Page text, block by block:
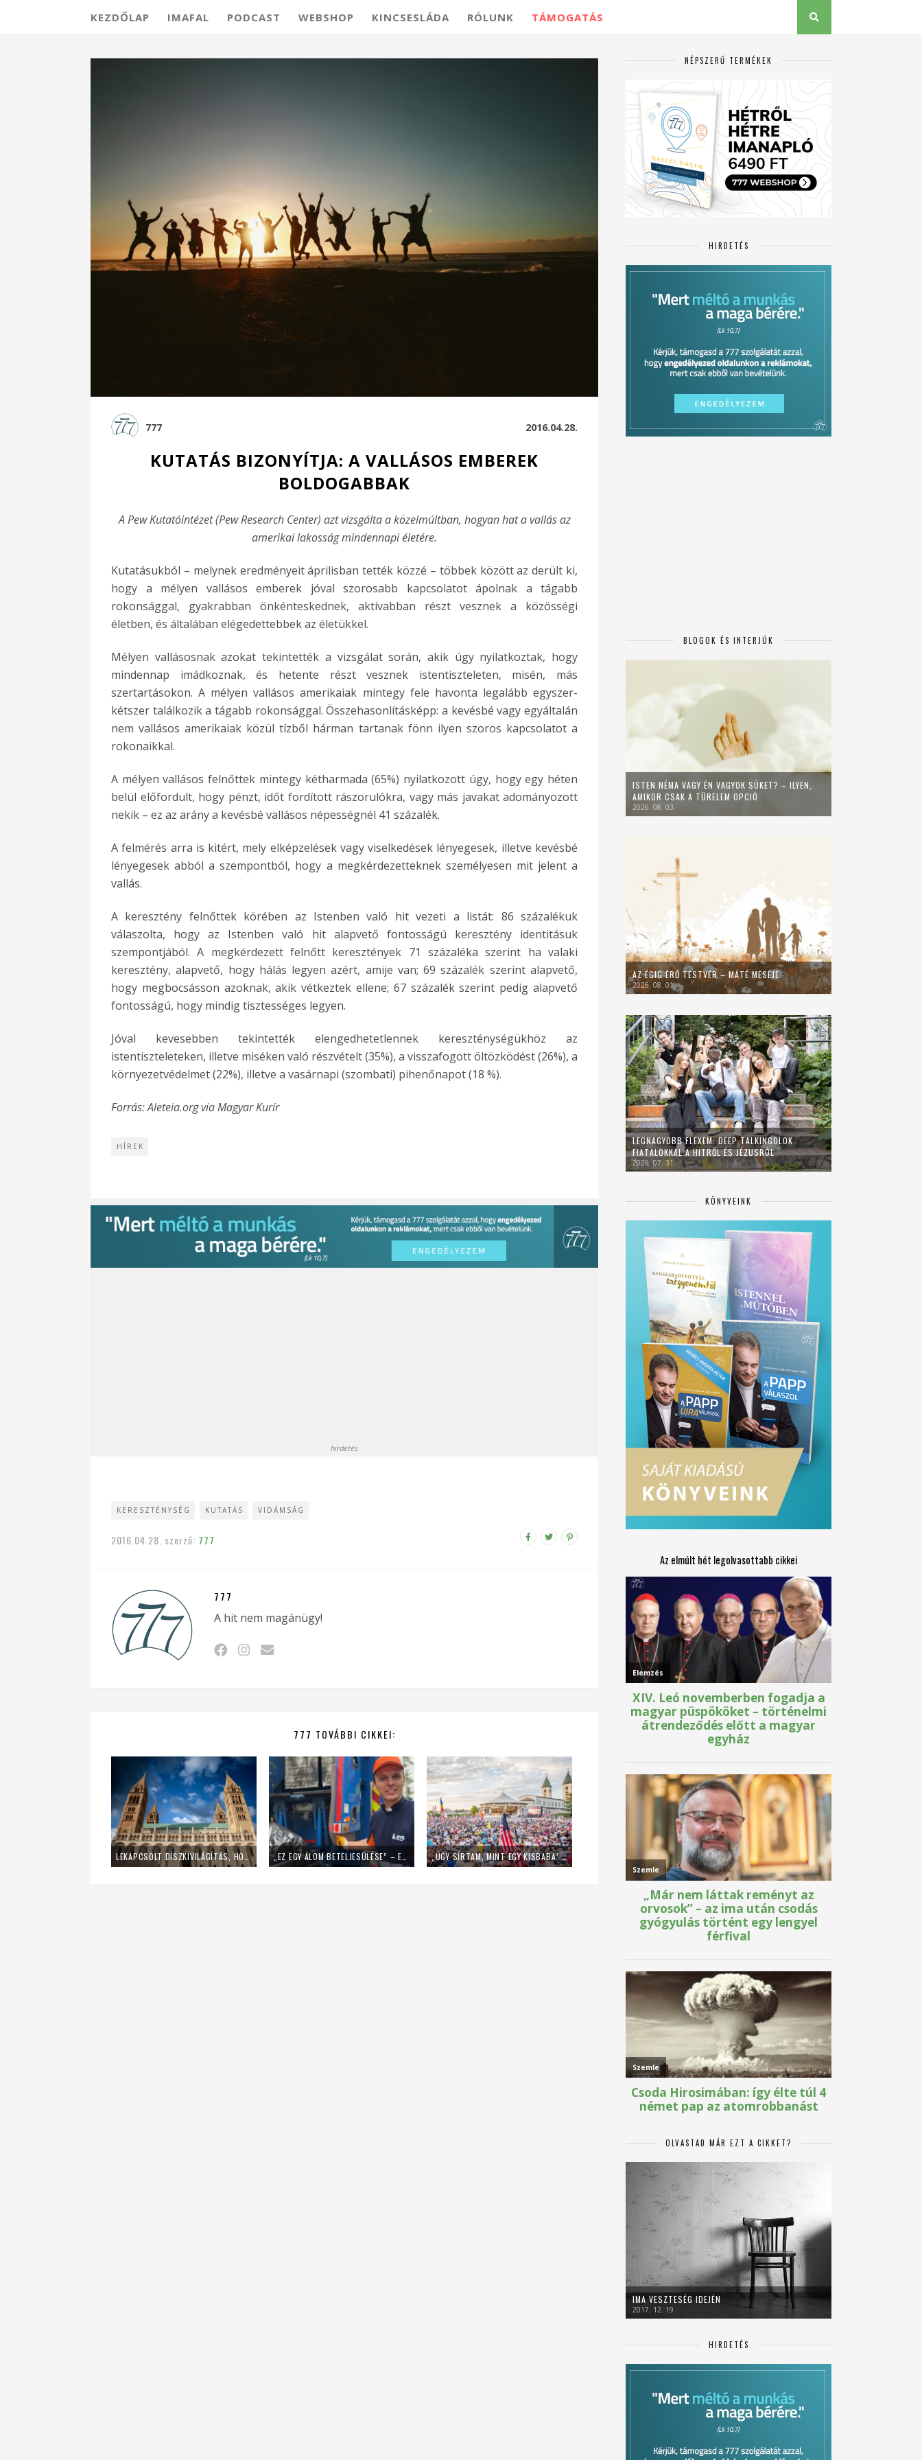
KEZDŐLAP IMAFAL PODCAST WEBSHOP KINCSESLÁDA RÓLUNK TÁMOGATÁS
777 2016.04.28.
KUTATÁS BIZONYÍTJA: A VALLÁSOS EMBEREK
BOLDOGABBAK
A Pew Kutatóintézet (Pew Research Center) azt vizsgálta a közelmúltban, hogyan hat a vallás az
amerikai lakosság mindennapi életére.
Kutatásukból – melynek eredményeit áprilisban tették közzé – többek között az derült ki,
hogy a mélyen vallásos emberek jóval szorosabb kapcsolatot ápolnak a tágabb
rokonsággal, gyakrabban önkénteskednek, aktívabban részt vesznek a közösségi
életben, és általában elégedettebbek az életükkel.
Mélyen vallásosnak azokat tekintették a vizsgálat során, akik úgy nyilatkoztak, hogy
mindennap imádkoznak, és hetente részt vesznek istentiszteleten, misén, más
szertartásokon. A mélyen vallásos amerikaiak mintegy fele havonta legalább egyszer-
kétszer találkozik a tágabb rokonsággal. Összehasonlításképp: a kevésbé vagy egyáltalán
nem vallásos amerikaiak közül tízből hárman tartanak fönn ilyen szoros kapcsolatot a
rokonaikkal.
A mélyen vallásos felnőttek mintegy kétharmada (65%) nyilatkozott úgy, hogy egy héten
belül előfordult, hogy pénzt, időt fordított rászorulókra, vagy más javakat adományozott
nekik – ez az arány a kevésbé vallásos népességnél 41 százalék.
A felmérés arra is kitért, mely elképzelések vagy viselkedések lényegesek, illetve kevésbé
lényegesek abból a szempontból, hogy a megkérdezetteknek személyesen mit jelent a
vallás.
A keresztény felnőttek körében az Istenben való hit vezeti a listát: 86 százalékuk
válaszolta, hogy az Istenben való hit alapvető fontosságú keresztény identitásuk
szempontjából. A megkérdezett felnőtt keresztények 71 százaléka szerint ha valaki
keresztény, alapvető, hogy hálás legyen azért, amije van; 69 százalék szerint alapvető,
hogy megbocsásson azoknak, akik vétkeztek ellene; 67 százalék szerint pedig alapvető
fontosságú, hogy mindig tisztességes legyen.
Jóval kevesebben tekintették elengedhetetlennek kereszténységükhöz az
istentiszteleteken, illetve miséken való részvételt (35%), a visszafogott öltözködést (26%), a
környezetvédelmet (22%), illetve a vasárnapi (szombati) pihenőnapot (18 %).
Forrás: Aleteia.org via Magyar Kurír
HÍREK
hirdetés
KERESZTÉNYSÉG KUTATÁS VIDÁMSÁG
2016.04.28. szerző: 777
777
A hit nem magánügy!
777 TOVÁBBI CIKKEI:
LEKAPCSOLT DÍSZKIVILÁGÍTÁS, HOME OFFICE – ÍGY SPÓROL AZ ENERGIÁVAL A PÉCSI EGYHÁZMEGYE „EZ EGY ÁLOM BETELJESÜLÉSE” – EGY NAPIG KUKÁSNAK ÁLLT EGY LENGYEL PAP „ÚGY SÍRTAM, MINT EGY KISBABA” – FIATALOK A MLADIFESTRŐL
NÉPSZERŰ TERMÉKEK
HIRDETÉS
BLOGOK ÉS INTERJÚK
ISTEN NÉMA VAGY ÉN VAGYOK SÜKET? – ILYEN,
AMIKOR CSAK A TÜRELEM OPCIÓ
2026. 08. 03.
AZ ÉGIG ÉRŐ TESTVÉR – MÁTÉ MESÉJE
2026. 08. 01.
LEGNAGYOBB FLEXEM: DEEP TALKINGOLOK
FIATALOKKAL A HITRŐL ÉS JÉZUSRÓL
2026. 07. 31.
KÖNYVEINK
Az elmúlt hét legolvasottabb cikkei
OLVASTAD MÁR EZT A CIKKET?
IMA VESZTESÉG IDEJÉN
2017. 12. 19.
HIRDETÉS